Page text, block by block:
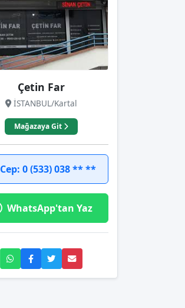
Çetin Far
İSTANBUL/Kartal
Mağazaya Git
Cep: 0 (533) 038 ** **
WhatsApp'tan Yaz